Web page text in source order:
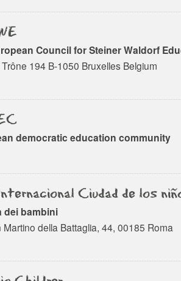
Council for Steiner Waldorf
194 B-1050 Bruxelles Belgium
democratic education community
Ciudad de los
dei bambini
Martino della Battaglia, 44, 00185 Roma